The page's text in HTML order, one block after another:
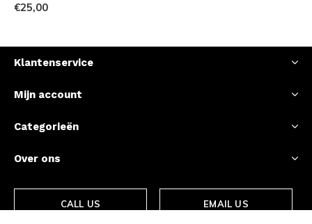
€25,00
Klantenservice
Mijn account
Categorieën
Over ons
CALL US EMAIL US